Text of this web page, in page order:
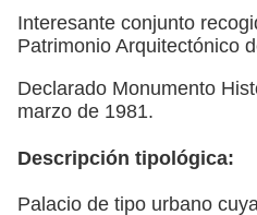
Interesante conjunto
Patrimonio Arquitectónico
Declarado Monumento
marzo de 1981.
Descripción tipológica:
Palacio de tipo urbano